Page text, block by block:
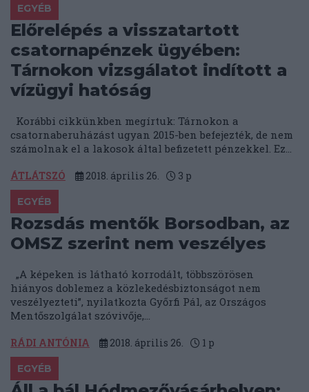
EGYÉB
Előrelépés a visszatartott
csatornapénzek ügyében:
Tárnokon vizsgálatot indított a
vízügyi hatóság
Korábbi cikkünkben megírtuk: Tárnokon a
csatornaberuházást ugyan 2015-ben befejezték, de nem
számolnak el a lakosok által befizetett pénzekkel. Ez...
ÁTLÁTSZÓ 2018. április 26. 3 p
EGYÉB
Rozsdás mentők Borsodban, az
OMSZ szerint nem veszélyes
„A képeken is látható korrodált, többszörösen
hiányos doblemez a közlekedésbiztonságot nem
veszélyezteti”, nyilatkozta Győrfi Pál, az Országos
Mentőszolgálat szóvivője,...
RÁDI ANTÓNIA 2018. április 26. 1 p
EGYÉB